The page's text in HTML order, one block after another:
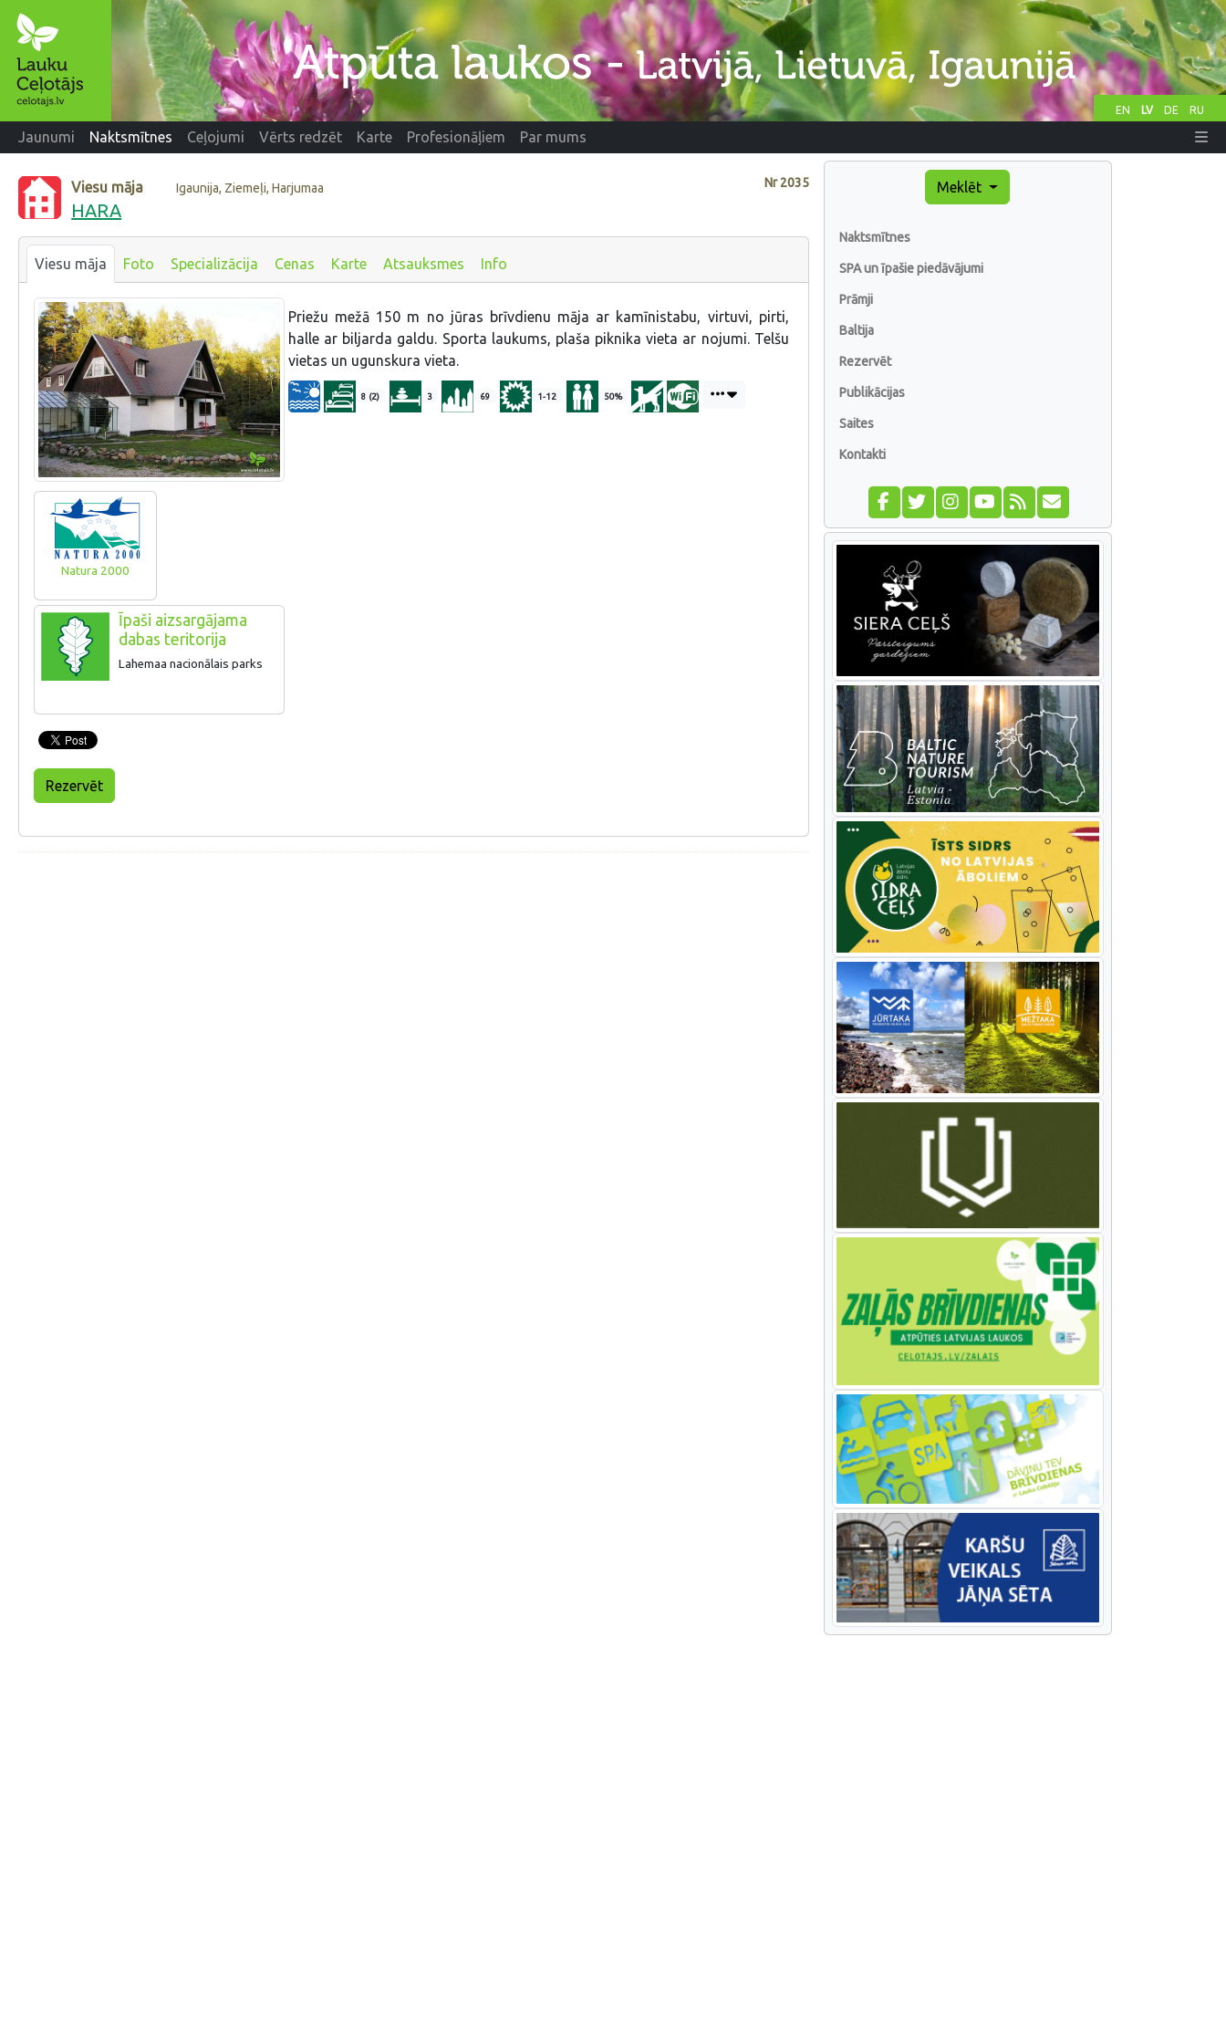
EN LV DE RU
Jaunumi Naktsmītnes Ceļojumi Vērts redzēt Karte Profesionāļiem Par mums
Nr2035
Viesu māja Igaunija, Ziemeļi, Harjumaa
HARA
Viesu māja Foto Specializācija Cenas Karte Atsauksmes Info
Natura 2000
Īpaši aizsargājama
dabas teritorija
Lahemaa nacionālais parks
Priežu mežā 150 m no jūras brīvdienu māja ar kamīnistabu, virtuvi, pirti,
halle ar biljarda galdu. Sporta laukums, plaša piknika vieta ar nojumi. Telšu
vietas un ugunskura vieta.
8 (2) 3 69 1-12 50%
Rezervēt
Meklēt
Naktsmītnes
SPA un īpašie piedāvājumi
Prāmji
Baltija
Rezervēt
Publikācijas
Saites
Kontakti